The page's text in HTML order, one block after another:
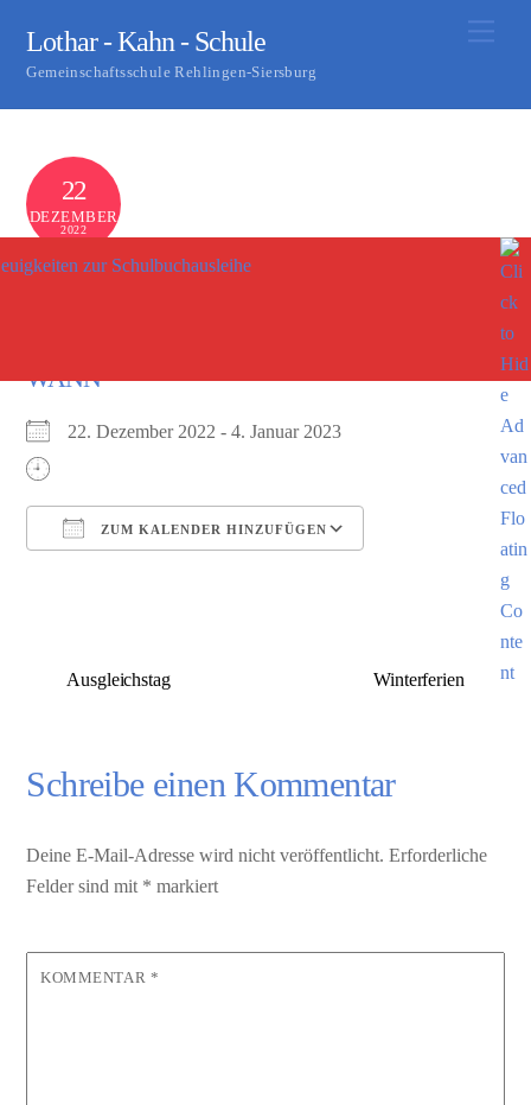
content
Lothar - Kahn - Schule
Gemeinschaftsschule Rehlingen-Siersburg
22
DEZEMBER
2022
WANN
22. Dezember 2022 - 4. Januar 2023
ZUM KALENDER HINZUFÜGEN
Google Kalender
Ausgleichstag Winterferien
Schreibe einen Kommentar
Deine E-Mail-Adresse wird nicht veröffentlicht. Erforderliche
Felder sind mit * markiert
KOMMENTAR *
zur Schulbuchausleihe